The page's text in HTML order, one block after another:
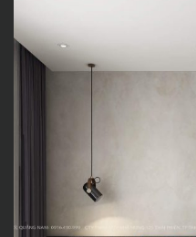
Nhà Mr Hung